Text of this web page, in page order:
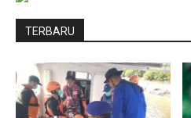
TERBARU